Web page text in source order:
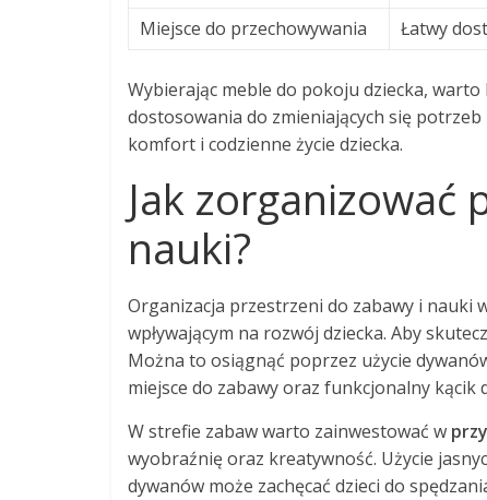
Miejsce do przechowywania
Łatwy
Wybierając meble do pokoju dziecka,
dostosowania do zmieniających się
komfort i codzienne życie dziecka.
Jak zorganizować
nauki?
Organizacja przestrzeni do zabawy i nauki
wpływającym na rozwój dziecka. Aby
Można to osiągnąć poprzez użycie
miejsce do zabawy oraz funkcjonalny kącik
W strefie zabaw warto zainwestować w
wyobraźnię oraz kreatywność. Użycie
dywanów może zachęcać dzieci do